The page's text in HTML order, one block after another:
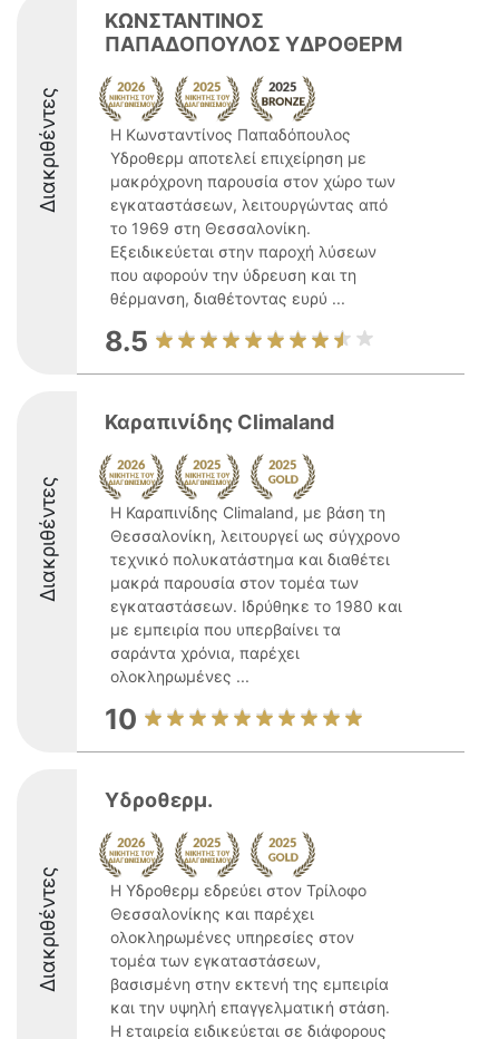
Διακριθέντες
ΚΩΝΣΤΑΝΤΙΝΟΣ
ΠΑΠΑΔΟΠΟΥΛΟΣ ΥΔΡΟΘΕΡΜ
Η Κωνσταντίνος Παπαδόπουλος
Υδροθερμ αποτελεί επιχείρηση με
μακρόχρονη παρουσία στον χώρο των
εγκαταστάσεων, λειτουργώντας από
το 1969 στη Θεσσαλονίκη.
Εξειδικεύεται στην παροχή λύσεων
που αφορούν την ύδρευση και τη
θέρμανση, διαθέτοντας ευρύ ...
8.5
Διακριθέντες
Καραπινίδης Climaland
Η Καραπινίδης Climaland, με βάση τη
Θεσσαλονίκη, λειτουργεί ως σύγχρονο
τεχνικό πολυκατάστημα και διαθέτει
μακρά παρουσία στον τομέα των
εγκαταστάσεων. Ιδρύθηκε το 1980 και
με εμπειρία που υπερβαίνει τα
σαράντα χρόνια, παρέχει
ολοκληρωμένες ...
10
Διακριθέντες
Υδροθερμ.
Η Υδροθερμ εδρεύει στον Τρίλοφο
Θεσσαλονίκης και παρέχει
ολοκληρωμένες υπηρεσίες στον
τομέα των εγκαταστάσεων,
βασισμένη στην εκτενή της εμπειρία
και την υψηλή επαγγελματική στάση.
Η εταιρεία ειδικεύεται σε διάφορους